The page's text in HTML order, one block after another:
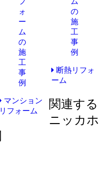
マンション
リフォーム
断熱リフォ
ーム
関連する
ニッカホ